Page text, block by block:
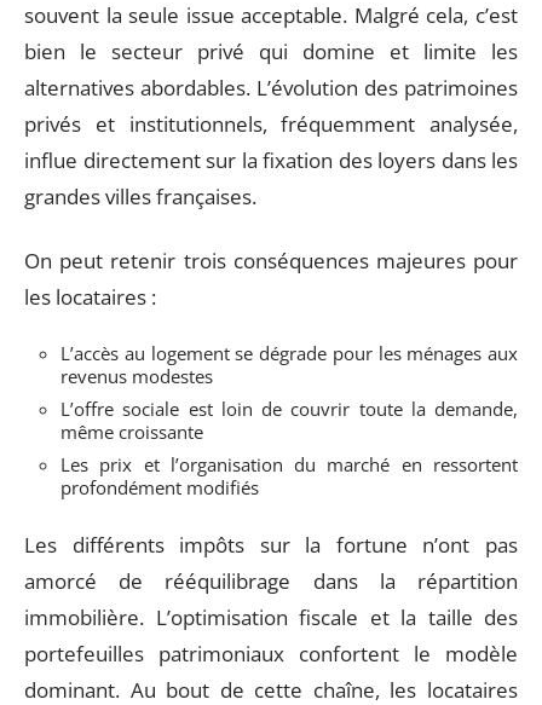
souvent la seule issue acceptable. Malgré cela, c’est
bien le secteur privé qui domine et limite les
alternatives abordables. L’évolution des patrimoines
privés et institutionnels, fréquemment analysée,
influe directement sur la fixation des loyers dans les
grandes villes françaises.
On peut retenir trois conséquences majeures pour
les locataires :
L’accès au logement se dégrade pour les ménages aux
revenus modestes
L’offre sociale est loin de couvrir toute la demande,
même croissante
Les prix et l’organisation du marché en ressortent
profondément modifiés
Les différents impôts sur la fortune n’ont pas
amorcé de rééquilibrage dans la répartition
immobilière. L’optimisation fiscale et la taille des
portefeuilles patrimoniaux confortent le modèle
dominant. Au bout de cette chaîne, les locataires